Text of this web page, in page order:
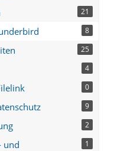
21
8
25
4
0
9
2
und
1